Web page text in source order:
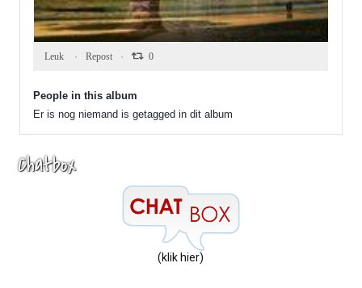
2 0
Leuk ️ Repost 0
People in this album
Er is nog niemand is getagged in dit album
Chatbox
(klik hier)